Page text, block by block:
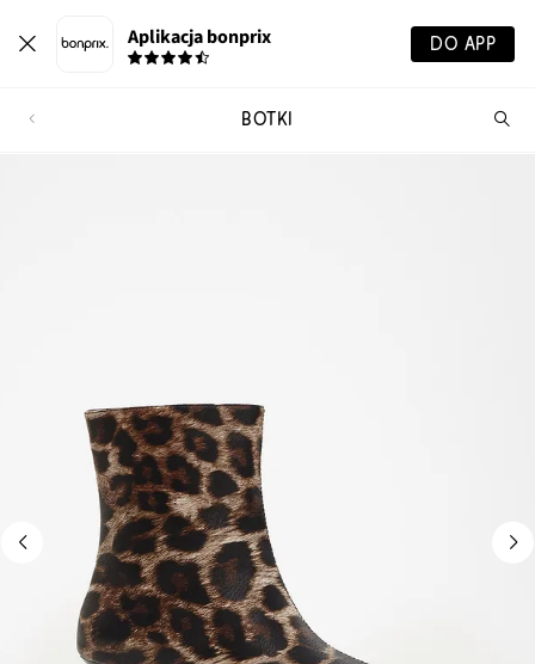
Aplikacja bonprix DO APP
BOTKI